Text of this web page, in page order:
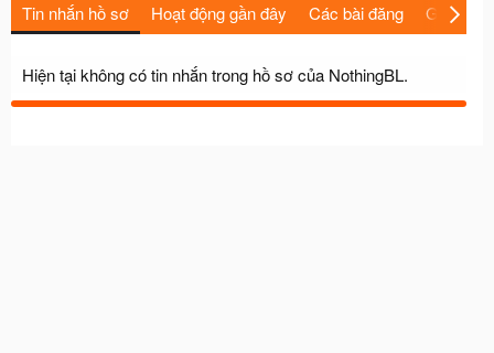
Tin nhắn hồ sơ Hoạt động gần đây Các bài đăng Giới thiệu
Hiện tại không có tin nhắn trong hồ sơ của NothingBL.